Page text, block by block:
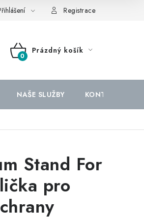
Registrace
NÁKUPNÍ
Prázdný košík
NAŠE SLUŽBY KONTAKTY
Stand For
pro